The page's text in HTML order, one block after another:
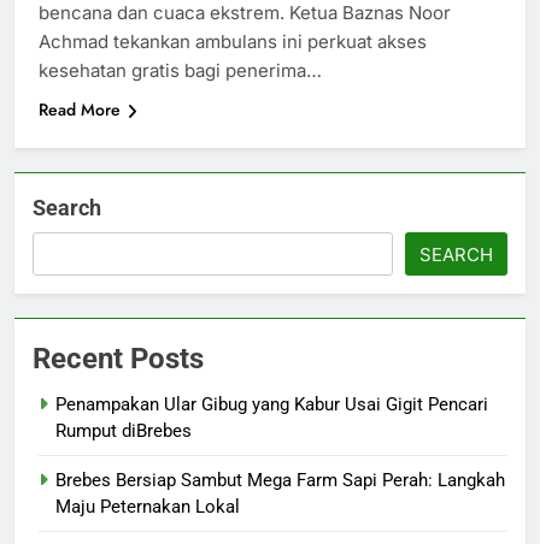
bencana dan cuaca ekstrem.​ Ketua Baznas Noor
Achmad tekankan ambulans ini perkuat akses
kesehatan gratis bagi penerima…
Read More
Search
SEARCH
Recent Posts
Penampakan Ular Gibug yang Kabur Usai Gigit Pencari
Rumput diBrebes
Brebes Bersiap Sambut Mega Farm Sapi Perah: Langkah
Maju Peternakan Lokal